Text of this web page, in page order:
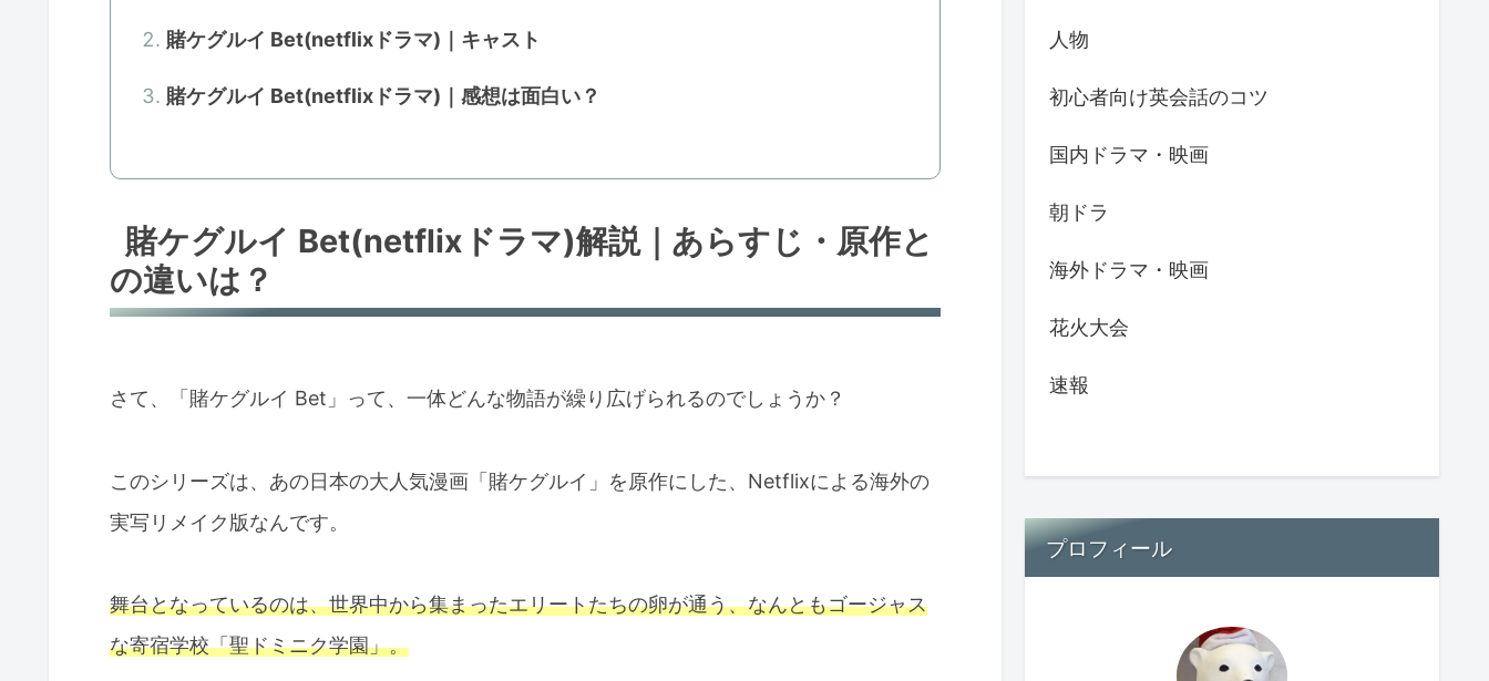
賭ケグルイ Bet(netflixドラマ)｜キャスト
賭ケグルイ Bet(netflixドラマ)｜感想は面白い？
賭ケグルイ Bet(netflixドラマ)解説｜あらすじ・原作と
の違いは？
さて、「賭ケグルイ Bet」って、一体どんな物語が繰り広げられるのでしょうか？
このシリーズは、あの日本の大人気漫画「賭ケグルイ」を原作にした、Netflixによる海外の
実写リメイク版なんです。
舞台となっているのは、世界中から集まったエリートたちの卵が通う、なんともゴージャス
な寄宿学校「聖ドミニク学園」。
人物
初心者向け英会話のコツ
国内ドラマ・映画
朝ドラ
海外ドラマ・映画
花火大会
速報
プロフィール